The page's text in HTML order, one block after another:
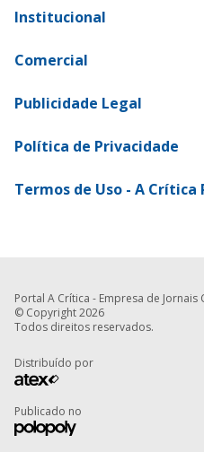
Institucional
Comercial
Publicidade Legal
Política de Privacidade
Termos de Uso - A Crítica
Portal A Crítica - Empresa de Jornais
© Copyright 2026
Todos direitos reservados.
Distribuído por
Publicado no